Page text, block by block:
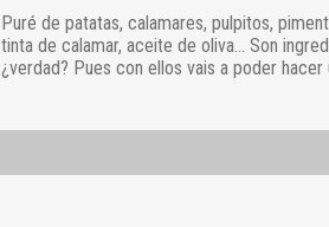
Puré de patatas, calamares, pulpitos,
tinta de calamar, aceite de oliva… Son
¿verdad? Pues con ellos vais a poder hacer